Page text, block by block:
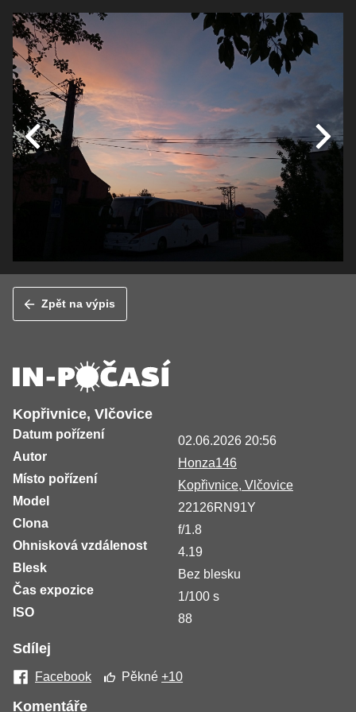
Zpět na výpis
Kopřivnice, Vlčovice
Datum pořízení
02.06.2026 20:56
Autor
Honza146
Místo pořízení
Kopřivnice, Vlčovice
Model
22126RN91Y
Clona
f/1.8
Ohnisková vzdálenost
4.19
Blesk
Bez blesku
Čas expozice
1/100 s
ISO
88
Sdílej
Facebook Pěkné+10
Komentáře